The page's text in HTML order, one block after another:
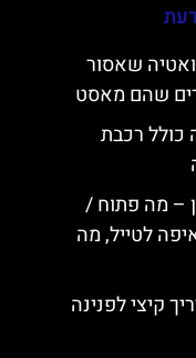
שאסור
שהם מאסט
כולל רכבת
– מה פתוח /
לטייל, מה
קיצי לפנינה